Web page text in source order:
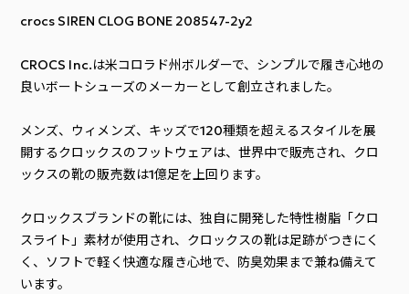
crocs SIREN CLOG BONE 208547-2y2
CROCS Inc.は米コロラド州ボルダーで、シンプルで履き心地の
良いボートシューズのメーカーとして創立されました。
メンズ、ウィメンズ、キッズで120種類を超えるスタイルを展
開するクロックスのフットウェアは、世界中で販売され、クロ
ックスの靴の販売数は1億足を上回ります。
クロックスブランドの靴には、独自に開発した特性樹脂「クロ
スライト」素材が使用され、クロックスの靴は足跡がつきにく
く、ソフトで軽く快適な履き心地で、防臭効果まで兼ね備えて
います。